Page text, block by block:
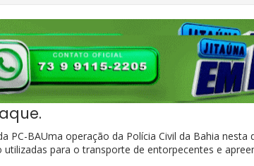
PC-BAUma operação da Polícia Civil da Bahia nesta
para o transporte de entorpecentes e